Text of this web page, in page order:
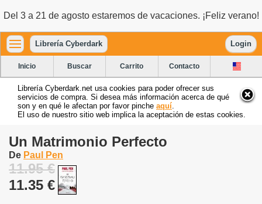
Del 3 a 21 de agosto estaremos de vacaciones. ¡Feliz verano!
Librería Cyberdark Login
Inicio Buscar Carrito Contacto
Librería Cyberdark.net usa cookies para poder ofrecer sus
servicios de compra. Si desea más información acerca de qué
son y en qué le afectan por favor pinche aquí
El uso de nuestro sitio web implica la aceptación de estas cookies.
Un Matrimonio Perfecto
De Paul Pen
11.95 €
11.35 €